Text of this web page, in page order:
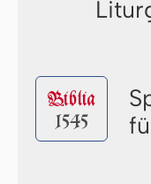
Biblia
1545